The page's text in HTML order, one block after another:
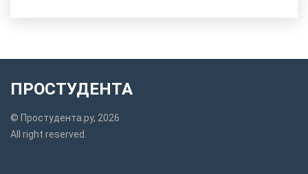
ПРОСТУДЕНТА
© Простудента.ру, 2026
All right reserved.